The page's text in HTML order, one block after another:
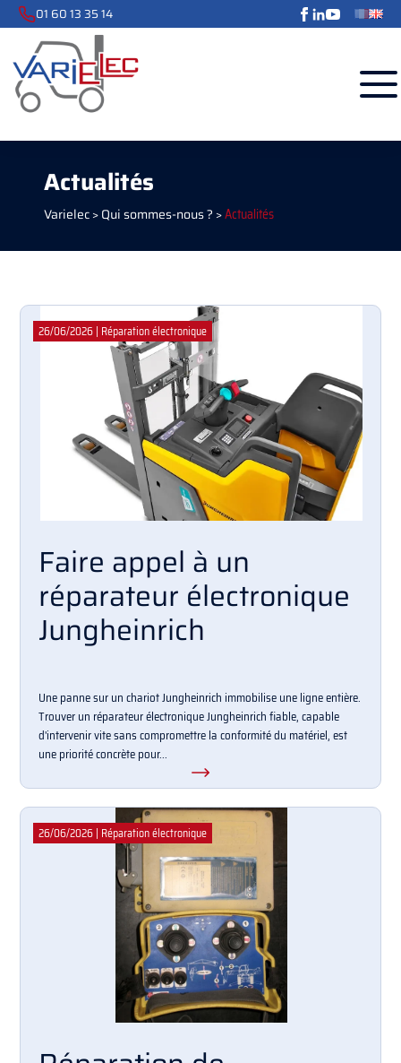
01 60 13 35 14
Actualités
Varielec>Qui sommes-nous ? >Actualités
26/06/2026 | Réparation électronique
Faire appel à un
réparateur électronique
Jungheinrich
Une panne sur un chariot Jungheinrich immobilise une ligne entière.
Trouver un réparateur électronique Jungheinrich fiable, capable
d'intervenir vite sans compromettre la conformité du matériel, est
une priorité concrète pour...
26/06/2026 | Réparation électronique